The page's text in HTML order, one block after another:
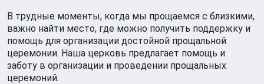
В трудные моменты, когда мы прощаемся с близкими,
важно найти место, где можно получить поддержку и
помощь для организации достойной прощальной
церемонии. Наша церковь предлагает помощь и
заботу в организации и проведении прощальных
церемоний.